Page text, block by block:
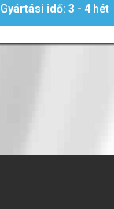
Gyártási idő: 3 - 4 hét